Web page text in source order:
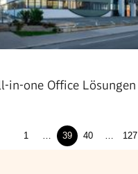
in-one Office Lösungen
1 … 39 40 … 127